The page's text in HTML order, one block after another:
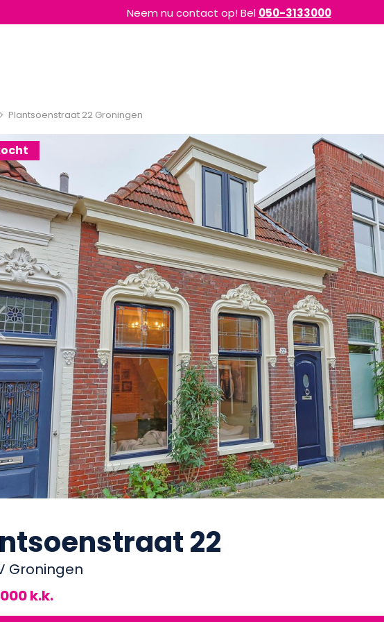
Neem nu contact op! Bel 050-3133000
Plantsoenstraat 22 Groningen
22
Groningen
k.k.